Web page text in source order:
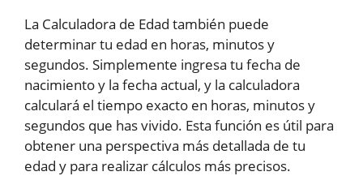
La Calculadora de Edad también puede
determinar tu edad en horas, minutos y
segundos. Simplemente ingresa tu fecha de
nacimiento y la fecha actual, y la calculadora
calculará el tiempo exacto en horas, minutos y
segundos que has vivido. Esta función es útil para
obtener una perspectiva más detallada de tu
edad y para realizar cálculos más precisos.